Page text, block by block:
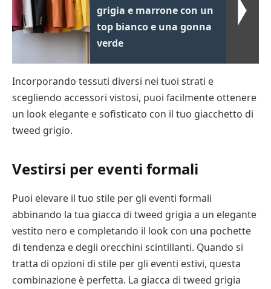
grigia e marrone con un
top bianco e una gonna
verde
Incorporando tessuti diversi nei tuoi strati e
scegliendo accessori vistosi, puoi facilmente ottenere
un look elegante e sofisticato con il tuo giacchetto di
tweed grigio.
Vestirsi per eventi formali
Puoi elevare il tuo stile per gli eventi formali
abbinando la tua giacca di tweed grigia a un elegante
vestito nero e completando il look con una pochette
di tendenza e degli orecchini scintillanti. Quando si
tratta di opzioni di stile per gli eventi estivi, questa
combinazione è perfetta. La giacca di tweed grigia